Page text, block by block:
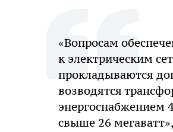
«Вопросам
к электрическим
прокладываются
возводятся
энергоснабжением
свыше 26